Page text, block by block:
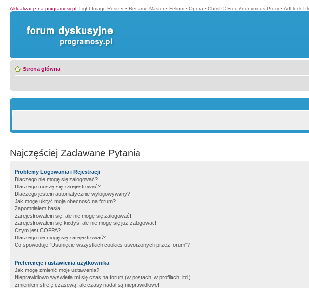
Aktualizacje na programosy.pl: Light Image Resizer • Rename Master • Helium • Opera • ChrisPC Free Anonymous Proxy • Adblock
Strona główna
Najczęściej Zadawane Pytania
Problemy Logowania i Rejestracji
Dlaczego nie mogę się zalogować?
Dlaczego muszę się zarejestrować?
Dlaczego jestem automatycznie wylogowywany?
Jak mogę ukryć moją obecność na forum?
Zapomniałem hasła!
Zarejestrowałem się, ale nie mogę się zalogować!
Zarejestrowałem się kiedyś, ale nie mogę się już zalogować!
Czym jest COPPA?
Dlaczego nie mogę się zarejestrować?
Co spowoduje "Usunięcie wszystkich cookies utworzonych przez forum"?
Preferencje i ustawienia użytkownika
Jak mogę zmienić moje ustawienia?
Nieprawidłowo wyświetla mi się czas na forum (w postach, w profilach, itd.)
Zmieniłem strefę czasową, ale czasy nadal są nieprawidłowe!